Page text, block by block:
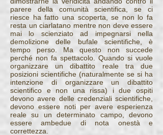
parere della comunità scientifica, se ci
riesce ha fatto una scoperta, se non lo fa
resta un ciarlatano mentre non deve essere
mai lo scienziato ad impegnarsi nella
demolizione delle bufale scientifiche, è
tempo perso. Ma questo non succede
perché non fa spettacolo. Quando si vuole
organizzare un dibattito reale tra due
posizioni scientifiche (naturalmente se si ha
intenzione di organizzare un dibattito
scientifico e non una rissa) i due ospiti
devono avere delle credenziali scientifiche,
devono essere noti per avere esperienza
reale su un determinato campo, devono
essere ambedue di nota onestà e
correttezza.